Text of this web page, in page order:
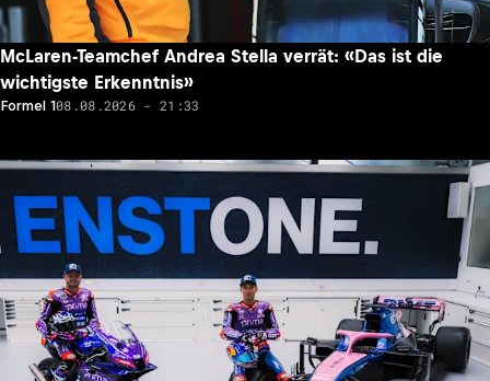
McLaren-Teamchef Andrea Stella verrät: «Das ist die
wichtigste Erkenntnis»
Formel 108.08.2026 - 21:33